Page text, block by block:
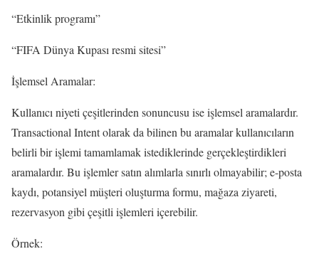
“Etkinlik programı”
“FIFA Dünya Kupası resmi sitesi”
İşlemsel Aramalar:
Kullanıcı niyeti çeşitlerinden sonuncusu ise işlemsel aramalardır.
Transactional Intent olarak da bilinen bu aramalar kullanıcıların
belirli bir işlemi tamamlamak istediklerinde gerçekleştirdikleri
aramalardır. Bu işlemler satın alımlarla sınırlı olmayabilir; e-posta
kaydı, potansiyel müşteri oluşturma formu, mağaza ziyareti,
rezervasyon gibi çeşitli işlemleri içerebilir.
Örnek: